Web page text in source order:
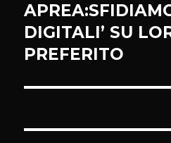
successivo:
DIGITALI’ SU
PREFERITO